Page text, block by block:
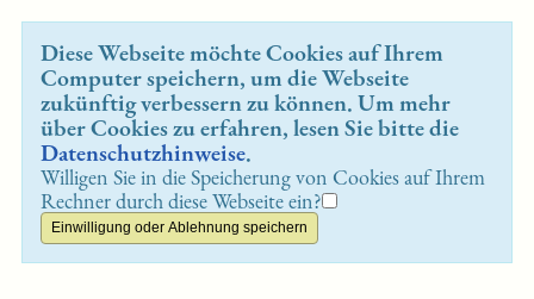
Diese Webseite möchte Cookies auf Ihrem
Computer speichern, um die Webseite
zukünftig verbessern zu können. Um mehr
über Cookies zu erfahren, lesen Sie bitte die
Datenschutzhinweise.
Willigen Sie in die Speicherung von Cookies auf Ihrem
Rechner durch diese Webseite ein?